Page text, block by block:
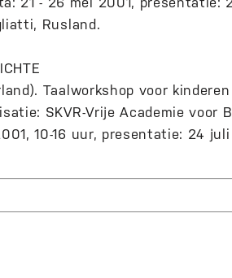
Rusland.
Taalworkshop voor
SKVR-Vrije Academie voor
10-16 uur, presentatie: 24